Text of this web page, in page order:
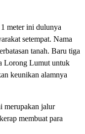
meter ini dulunya
setempat. Nama
tanah. Baru tiga
Lorong Lumut untuk
keunikan alamnya
merupakan jalur
membuat para